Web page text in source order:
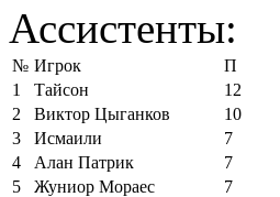
Ассистенты:
№ Игрок
П
1
Тайсон
12
2
Виктор Цыганков
10
3
Исмаили
7
4
Алан Патрик
7
5
Жуниор Мораес
7